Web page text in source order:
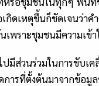
ดเหตุขึ้นก็ชัดเจนว่า
พราะชุมชนมีความเข้
ปมีส่วนร่วมในการขับ
รที่ตั้งต้นมาจากข้อ